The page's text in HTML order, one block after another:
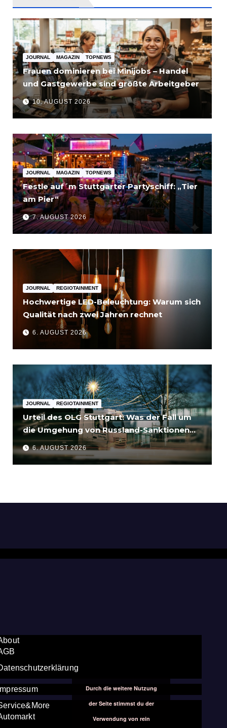
JOURNAL MAGAZIN TOPNEWS
Frauen dominieren bei Minijobs – Handel
und Gastgewerbe sind größte Arbeitgeber
10. AUGUST 2026
JOURNAL MAGAZIN TOPNEWS
Festle auf´m Stuttgarter Partyschiff: „Tier
am Pier“
7. AUGUST 2026
JOURNAL REGIOTAINMENT
Hochwertige LED-Beleuchtung: Warum sich
Qualität nach zwei Jahren rechnet
6. AUGUST 2026
JOURNAL REGIOTAINMENT
Urteil des OLG Stuttgart: Was der Fall um
die Umgehung von Russland-Sanktionen
für Unternehmen bedeutet
6. AUGUST 2026
Durch die weitere Nutzung
der Seite stimmst du der
Verwendung von rein